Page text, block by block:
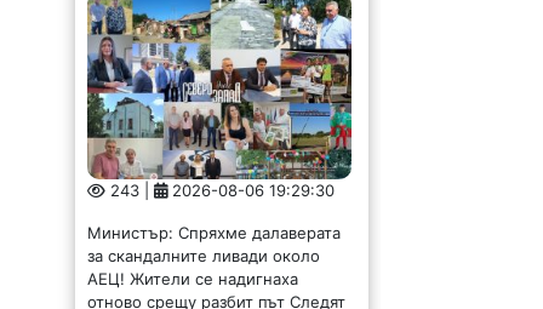
243 | 2026-08-06 19:29:30
Министър: Спряхме далаверата
за скандалните ливади около
АЕЦ! Жители се надигнаха
отново срещу разбит път Следят